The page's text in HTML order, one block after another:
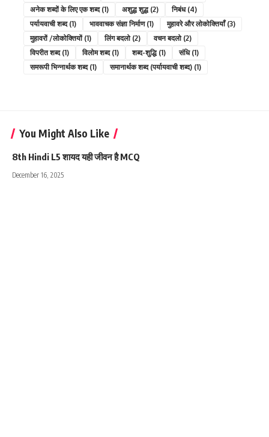
अनेक शब्दों के लिए एक शब्द(1) अशुद्ध शुद्ध(2) निबंध(4)
पर्यायवाची शब्द(1) भाववाचक संज्ञा निर्माण(1) मुहावरे और लोकोक्तियाँ(3)
मुहावरों /लोकोक्तियों(1) लिंग बदलो(2) वचन बदलो(2)
विपरीत शब्द(1) विलोम शब्द(1) शब्द-शुद्धि(1) संधि(1)
समरूपी भिन्नार्थक शब्द(1) समानार्थक शब्द (पर्यायवाची शब्द) (1)
You Might Also Like
8th Hindi L5 शायद यही जीवन है MCQ
December 16, 2025